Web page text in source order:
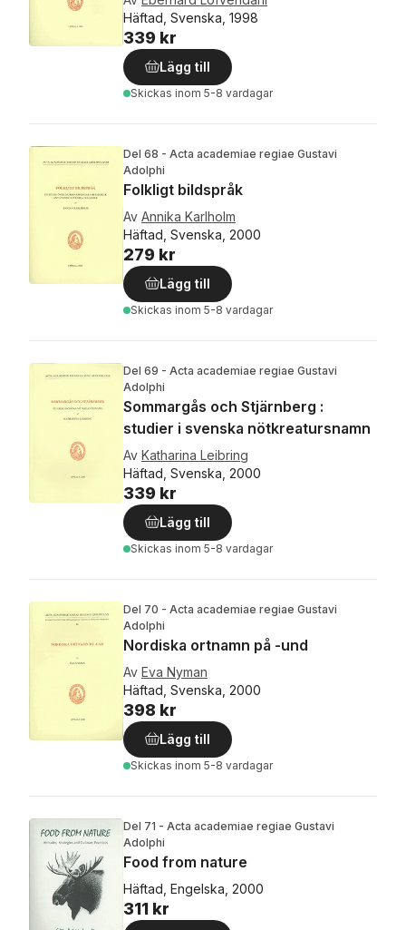
Häftad, Svenska, 1998
339 kr
Lägg till
Skickas inom 5-8 vardagar
Del 68 - Acta academiae regiae Gustavi
Adolphi
Folkligt bildspråk
Av Annika Karlholm
Häftad, Svenska, 2000
279 kr
Lägg till
Skickas inom 5-8 vardagar
Del 69 - Acta academiae regiae Gustavi
Adolphi
Sommargås och Stjärnberg :
studier i svenska nötkreatursnamn
Av Katharina Leibring
Häftad, Svenska, 2000
339 kr
Lägg till
Skickas inom 5-8 vardagar
Del 70 - Acta academiae regiae Gustavi
Adolphi
Nordiska ortnamn på -und
Av Eva Nyman
Häftad, Svenska, 2000
398 kr
Lägg till
Skickas inom 5-8 vardagar
Del 71 - Acta academiae regiae Gustavi
Adolphi
Food from nature
Häftad, Engelska, 2000
311 kr